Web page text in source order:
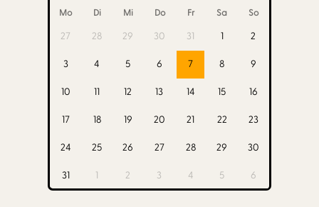
Mo Di Mi Do Fr Sa So
27 28 29 30 31 1 2
3 4 5 6 7 8 9
10 11 12 13 14 15 16
17 18 19 20 21 22 23
24 25 26 27 28 29 30
31 1 2 3 4 5 6